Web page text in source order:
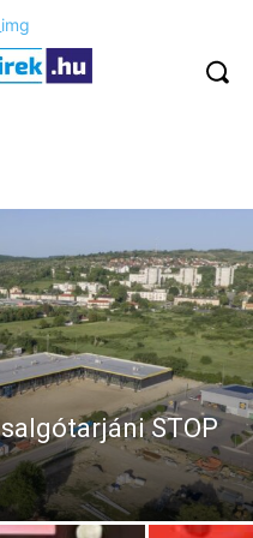
STOP